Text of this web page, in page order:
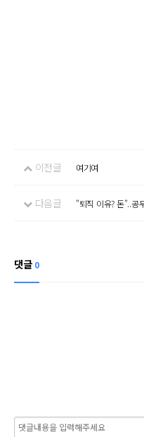
이전글 여기여
다음글 "퇴직 이유? 돈"..공
댓글 0
내용